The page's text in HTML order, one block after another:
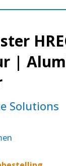
|
Solutions